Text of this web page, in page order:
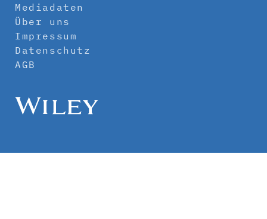
Mediadaten
Über uns
Impressum
Datenschutz
AGB